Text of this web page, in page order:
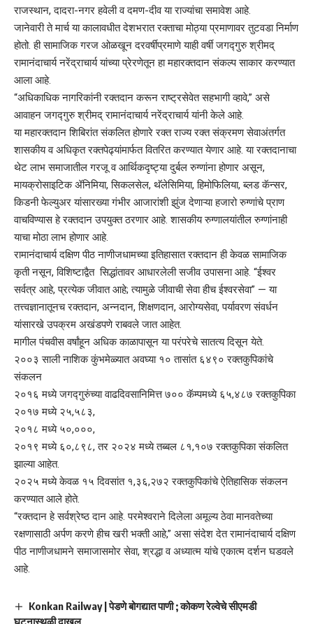
राजस्थान, दादरा-नगर हवेली व दमण-दीव या राज्यांचा समावेश आहे.
जानेवारी ते मार्च या कालावधीत देशभरात रक्ताचा मोठ्या प्रमाणावर तुटवडा निर्माण
होतो. ही सामाजिक गरज ओळखून दरवर्षीप्रमाणे याही वर्षी जगद्गुरुश्रीमद्
रामानंदाचार्य नरेंद्राचार्ययांच्या प्रेरणेतून हा महारक्तदान संकल्प साकार करण्यात
आला आहे.
“अधिकाधिक नागरिकांनी रक्तदान करून राष्ट्रसेवेत सहभागी व्हावे,” असे
आवाहन जगद्गुरु श्रीमद् रामानंदाचार्य नरेंद्राचार्य यांनी केले आहे.
या महारक्तदान शिबिरांत संकलित होणारे रक्त राज्य रक्त संक्रमण सेवाअंतर्गत
शासकीय व अधिकृत रक्तपेढ्यांमार्फत वितरित करण्यात येणार आहे. या रक्तदानाचा
थेट लाभ समाजातील गरजू व आर्थिकदृष्ट्या दुर्बल रुग्णांना होणार असून,
मायक्रोसाइटिक ॲनिमिया, सिकलसेल, थॅलेसिमिया, हिमोफिलिया, ब्लड कॅन्सर,
किडनी फेल्युअर यांसारख्या गंभीर आजारांशी झुंज देणाऱ्या हजारो रुग्णांचे प्राण
वाचविण्यास हे रक्तदान उपयुक्त ठरणार आहे. शासकीय रुग्णालयांतील रुग्णांनाही
याचा मोठा लाभ होणार आहे.
रामानंदाचार्य दक्षिण पीठ नाणीजधामच्या इतिहासात रक्तदान ही केवळ सामाजिक
कृती नसून, विशिष्टाद्वैत सिद्धांतावर आधारलेली सजीव उपासना आहे. “ईश्वर
सर्वत्र आहे, प्रत्येक जीवात आहे; त्यामुळे जीवाची सेवा हीच ईश्वरसेवा” — या
तत्त्वज्ञानातूनच रक्तदान, अन्नदान, शिक्षणदान, आरोग्यसेवा, पर्यावरण संवर्धन
यांसारखे उपक्रम अखंडपणे राबवले जात आहेत.
मागील पंचवीस वर्षांहून अधिक काळापासून या परंपरेचे सातत्य दिसून येते.
२००३ साली नाशिक कुंभमेळ्यात अवघ्या १० तासांत ६४९० रक्तकुपिकांचे
संकलन
२०१६ मध्ये जगद्गुरुंच्या वाढदिवसानिमित्त ७०० कॅम्पमध्ये ६५,४८७ रक्तकुपिका
२०१७ मध्ये २५,५८३,
२०१८ मध्ये ५०,०००,
२०१९ मध्ये ६०,८९८, तर २०२४ मध्ये तब्बल ८१,१०७ रक्तकुपिका संकलित
झाल्या आहेत.
२०२५ मध्ये केवळ १५ दिवसांत १,३६,२७२ रक्तकुपिकांचे ऐतिहासिक संकलन
करण्यात आले होते.
“रक्तदान हे सर्वश्रेष्ठ दान आहे. परमेश्वराने दिलेला अमूल्य ठेवा मानवतेच्या
रक्षणासाठी अर्पण करणे हीच खरी भक्ती आहे,” असा संदेश देत रामानंदाचार्य दक्षिण
पीठ नाणीजधामने समाजासमोर सेवा, श्रद्धा व अध्यात्म यांचे एकात्म दर्शन घडवले
आहे.
Konkan Railway | पेडणे बोगद्यात पाणी ; कोकण रेल्वेचे सीएमडी
घटनास्थळी दाखल